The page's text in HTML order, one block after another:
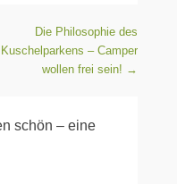
Die Philosophie des
Kuschelparkens – Camper
wollen frei sein! →
schön – eine